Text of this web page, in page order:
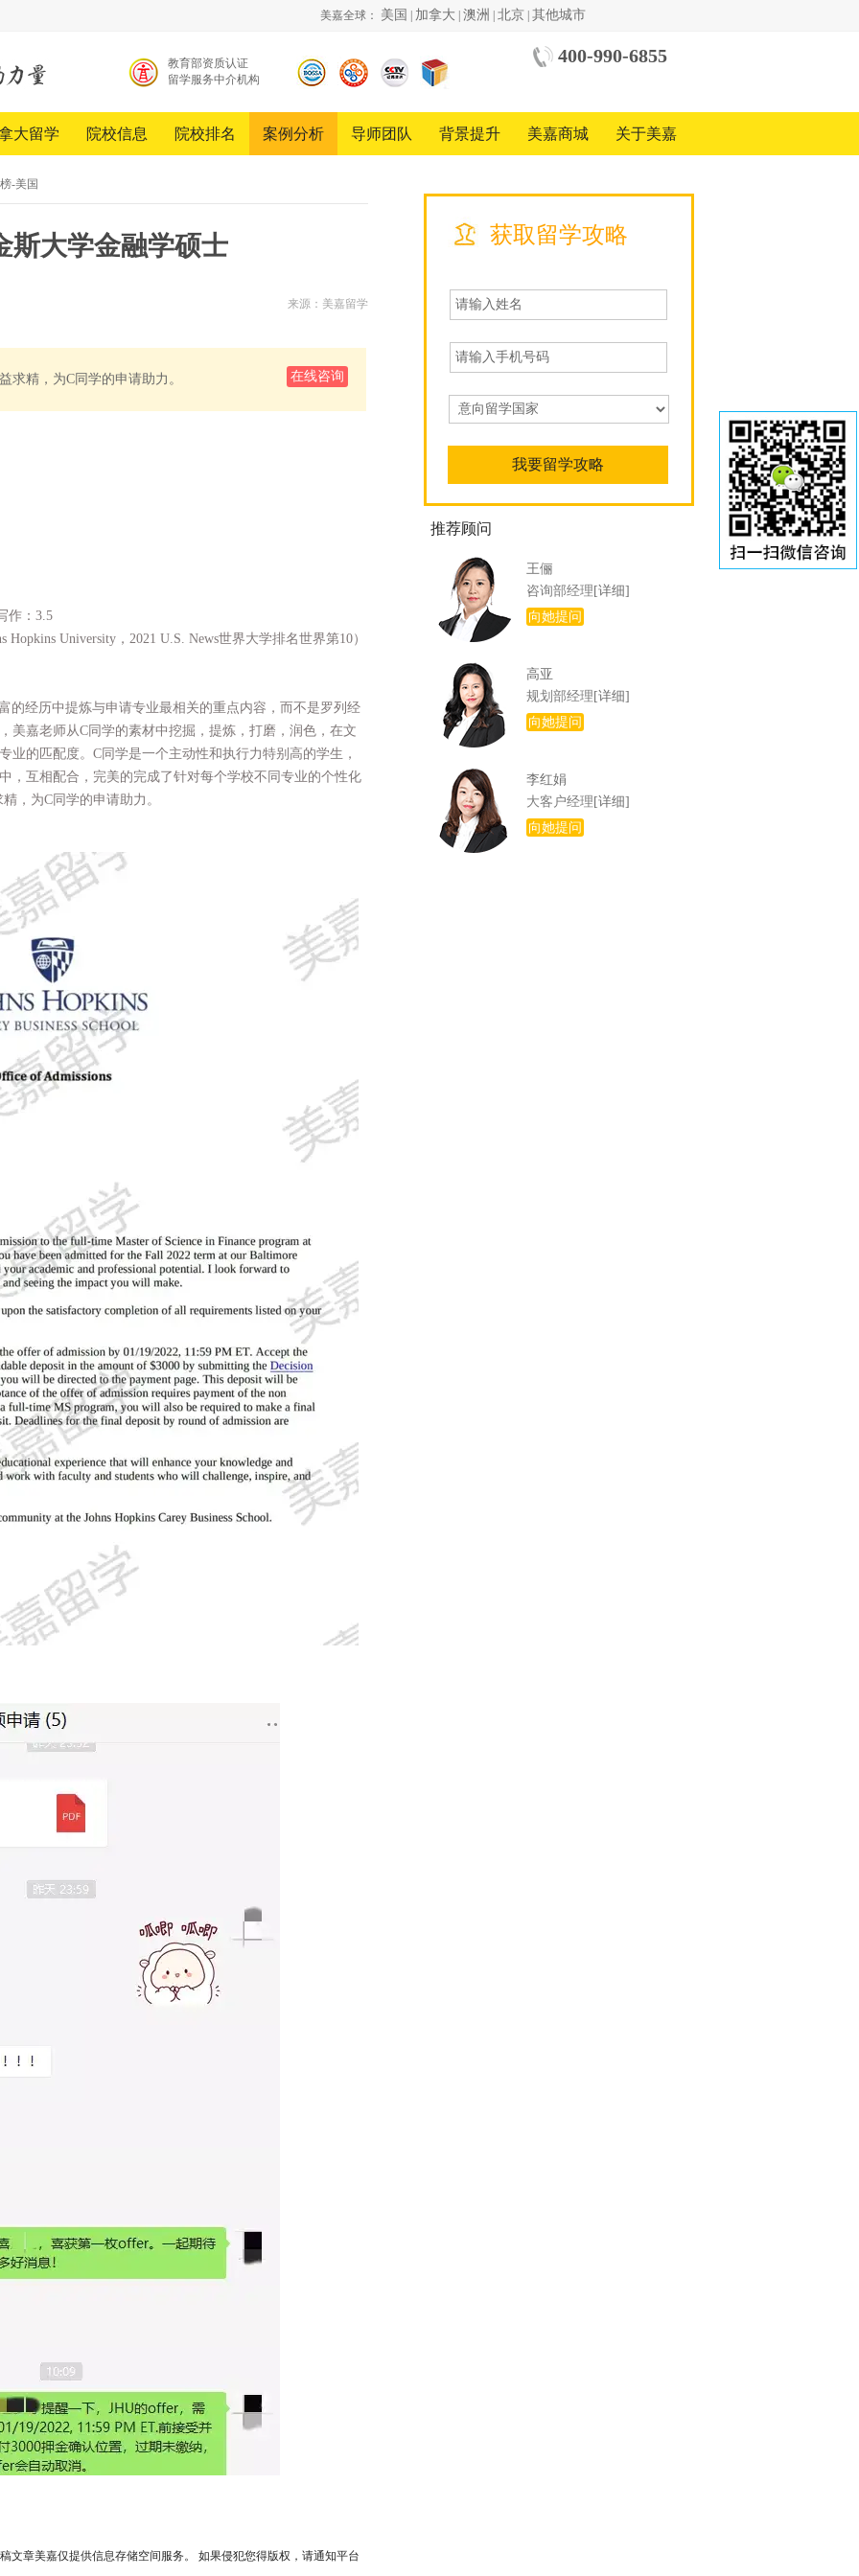
美嘉全球： 美国 加拿大 澳洲 北京 其他城市
400-990-6855
教育部资质认证
留学服务中介机构
留学
服务
行业
品牌
创新
发展
越》
栏目
合作
国际
教育
基金
地区
大留学 院校信息 院校排名 案例分析 导师团队 背景提升 美嘉商城 关于美嘉
-美国
斯大学金融学硕士
来源：美嘉留学
求精，为C同学的申请助力。 在线咨询
作：3.5
University，2021 U.S. News世界大学排名世界第10）
的经历中提炼与申请专业最相关的重点内容，而不是罗列经
美嘉老师从C同学的素材中挖掘，提炼，打磨，润色，在文
业的匹配度。C同学是一个主动性和执行力特别高的学生，
，互相配合，完美的完成了针对每个学校不同专业的个性化
，为C同学的申请助力。
文章美嘉仅提供信息存储空间服务。 如果侵犯您得版权，请通知平台
获取留学攻略
推荐顾问
王俪
咨询部经理 [详细]
向她提问
高亚
规划部经理 [详细]
向她提问
李红娟
大客户经理 [详细]
向她提问